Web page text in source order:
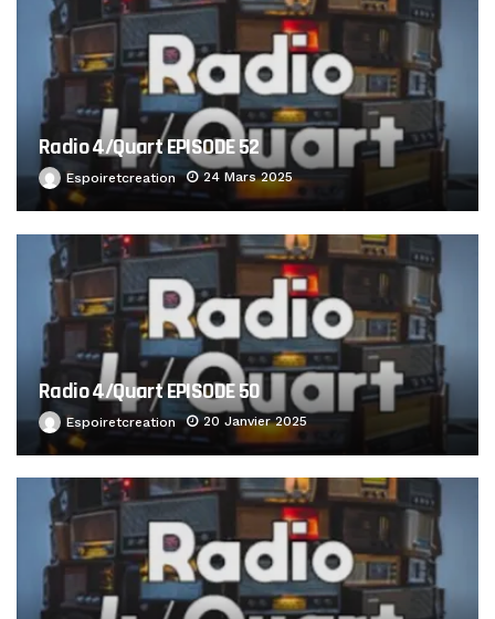
Radio 4/Quart EPISODE 52
Espoiretcreation 24 Mars 2025
Radio 4/Quart EPISODE 50
Espoiretcreation 20 Janvier 2025